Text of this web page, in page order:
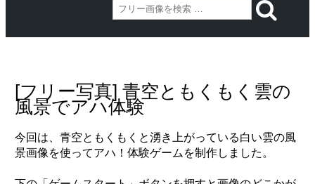
[フリー写真] 青空ともくもく雲の
風景でアハ体験
今回は、青空ともくもくと湧き上がっている白い雲の風
景画像を使ってアハ！体験ゲームを制作しました。